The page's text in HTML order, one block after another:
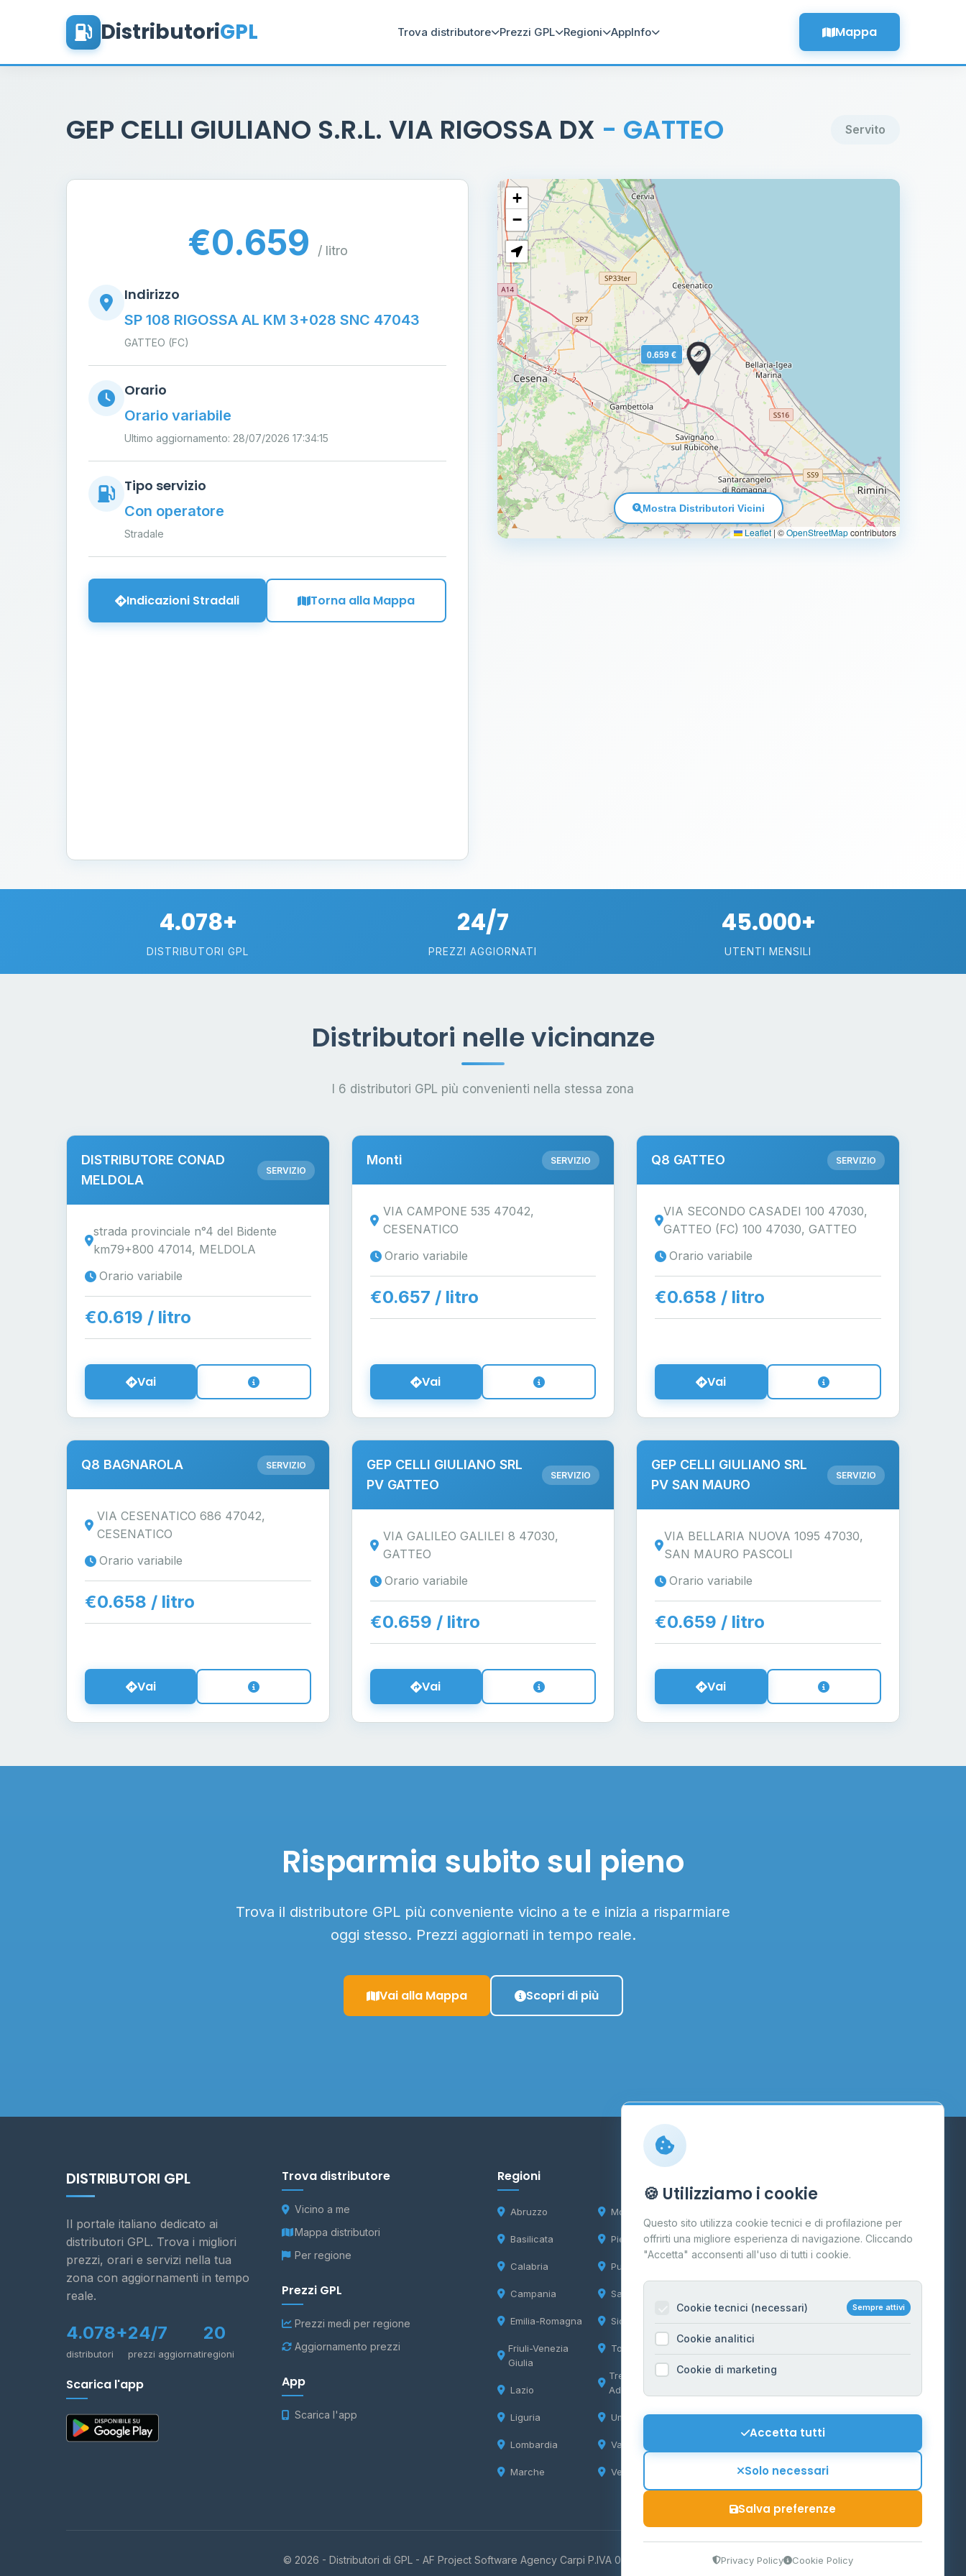
DistributoriGPL Trova distributore Prezzi GPL Regioni AppInfo Mappa
GEP CELLI GIULIANO S.R.L. VIA RIGOSSA DX - GATTEO Servito
€0.659 / litro
Indirizzo
SP 108 RIGOSSA AL KM 3+028 SNC 47043
GATTEO (FC)
Orario
Orario variabile
Ultimo aggiornamento: 28/07/2026 17:34:15
Tipo servizio
Con operatore
Stradale
Indicazioni Stradali Torna alla Mappa
0.659 €
+
−
Leaflet| ©OpenStreetMapcontributors
Mostra Distributori Vicini
4.078+
DISTRIBUTORI GPL
24/7
PREZZI AGGIORNATI
45.000+
UTENTI MENSILI
Distributori nelle vicinanze
I 6 distributori GPL più convenienti nella stessa zona
DISTRIBUTORE CONAD
MELDOLA
SERVIZIO
strada provinciale n°4 del Bidente
km79+800 47014, MELDOLA
Orario variabile
€0.619 / litro
Vai
Monti SERVIZIO
VIA CAMPONE 535 47042,
CESENATICO
Orario variabile
€0.657 / litro
Vai
Q8 GATTEO SERVIZIO
VIA SECONDO CASADEI 100 47030,
GATTEO (FC) 100 47030, GATTEO
Orario variabile
€0.658 / litro
Vai
Q8 BAGNAROLA SERVIZIO
VIA CESENATICO 686 47042,
CESENATICO
Orario variabile
€0.658 / litro
Vai
GEP CELLI GIULIANO SRL
PV GATTEO
SERVIZIO
VIA GALILEO GALILEI 8 47030,
GATTEO
Orario variabile
€0.659 / litro
Vai
GEP CELLI GIULIANO SRL
PV SAN MAURO
SERVIZIO
VIA BELLARIA NUOVA 1095 47030,
SAN MAURO PASCOLI
Orario variabile
€0.659 / litro
Vai
Risparmia subito sul pieno
Trova il distributore GPL più conveniente vicino a te e inizia a risparmiare
oggi stesso. Prezzi aggiornati in tempo reale.
Vai alla Mappa Scopri di più
DISTRIBUTORI GPL
Il portale italiano dedicato ai
distributori GPL. Trova i migliori
prezzi, orari e servizi nella tua
zona con aggiornamenti in tempo
reale.
4.078+
distributori
24/7
prezzi aggiornati
20
regioni
Scarica l'app
Trova distributore
Vicino a me
Mappa distributori
Per regione
Prezzi GPL
Prezzi medi per regione
Aggiornamento prezzi
App
Scarica l'app
Regioni
Abruzzo
Basilicata
Calabria
Campania
Emilia-Romagna
Friuli-Venezia
Giulia
Lazio
Liguria
Lombardia
Marche
Molise
Piemonte
Puglia
Sardegna
Sicilia
Toscana
Trentino-Alto
Adige
Umbria
Valle d'Aosta
Veneto
Contatti
Per gestori
Informazioni legali
Privacy Policy
Cookie Policy
Mappa del sito
Contattaci
© 2026 - Distributori di GPL - AF Project Software Agency Carpi P.IVA 03859300364
🍪 Utilizziamo i cookie
Questo sito utilizza cookie tecnici e di profilazione per
offrirti una migliore esperienza di navigazione. Cliccando
"Accetta" acconsenti all'uso di tutti i cookie.
Cookie tecnici (necessari) Sempre attivi
Cookie analitici
Cookie di marketing
Accetta tutti
Solo necessari
Salva preferenze
Privacy Policy Cookie Policy